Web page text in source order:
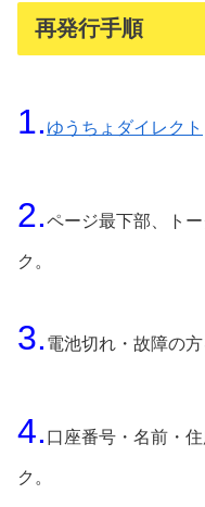
再発行手順
1. ゆうちょダイレクト
2.ページ最下部、ト
ク。
3. 電池切れ・故障の方
4. 口座番号・名前・
ク。